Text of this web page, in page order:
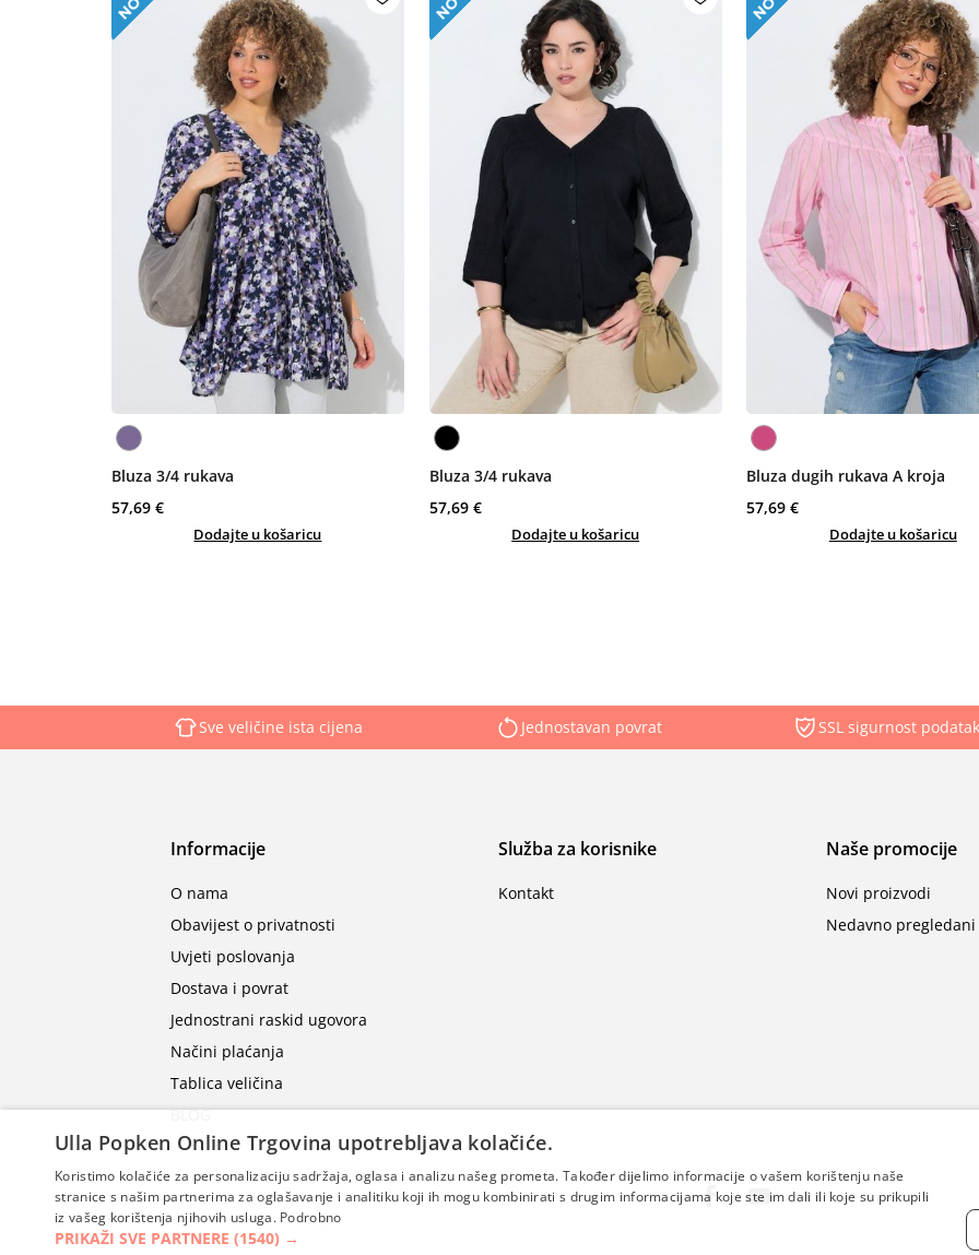
Bluza 3/4 rukava
57,69 €
Dodajte u košaricu
Bluza 3/4 rukava
57,69 €
Dodajte u košaricu
Bluza dugih rukava A kroja
57,69 €
Dodajte u košaricu
Sve veličine ista cijena Jednostavan povrat SSL sigurnost
Informacije
O nama
Obavijest o privatnosti
Uvjeti poslovanja
Dostava i povrat
Jednostrani raskid ugovora
Načini plaćanja
Tablica veličina
BLOG
Služba za korisnike
Kontakt
Naše promocije
Novi proizvodi
Nedavno
Ulla Popken Online Trgovina upotrebljava kolačiće.
Koristimo kolačiće za personalizaciju sadržaja, oglasa i analizu našeg prometa. Također dijelimo informacije o vašem korištenju naše
stranice s našim partnerima za oglašavanje i analitiku koji ih mogu kombinirati s drugim informacijama koje ste im dali ili koje su prikupili
iz vašeg korištenja njihovih usluga. Podrobno
PRIKAŽI SVE PARTNERE (1540) →